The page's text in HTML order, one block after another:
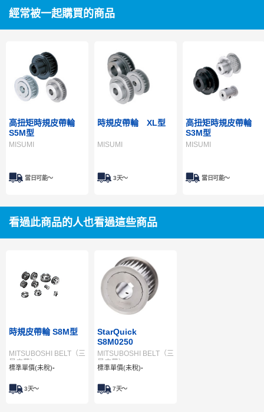
經常被一起購買的商品
高扭矩時規皮帶輪
S5M型
MISUMI
當日可能〜
時規皮帶輪 XL型
MISUMI
3天～
高扭矩時規皮帶輪
S3M型
MISUMI
當日可能〜
看過此商品的人也看過這些商品
時規皮帶輪 S8M型
MITSUBOSHI BELT（三
星皮帶）
標準單價(未稅)-
3天～
StarQuick
S8M0250
MITSUBOSHI BELT（三
星皮帶）
標準單價(未稅)-
7天～